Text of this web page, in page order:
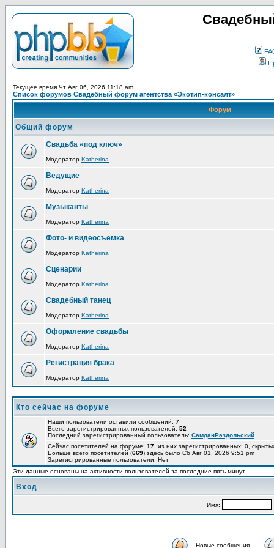
Текущее время Чт Авг 06, 2026 11:18 am
Список форумов Свадебный форум агентства «Экотип-консалт»
Форум
Общий форум
Свадьба «под ключ»
Модератор Katherina
Ведущие
Модератор Katherina
Музыканты
Модератор Katherina
Фото- и видеосъемка
Модератор Katherina
Сценарии
Модератор Katherina
Свадебный танец
Модератор Katherina
Оформление свадьбы
Модератор Katherina
Регистрация брака
Модератор Katherina
Кто сейчас на форуме
Наши пользователи оставили сообщений: 7
Всего зарегистрированных пользователей: 52
Последний зарегистрированный пользователь: СамданРаздольский
Сейчас посетителей на форуме: 17 , из них зарегистрированных: 0,
Больше всего посетителей (669) здесь было Сб Авг 01, 2026 9:51 pm
Зарегистрированные пользователи: Нет
Эти данные основаны на активности пользователей за последние пять минут
Вход
Имя:
Новые сообщения